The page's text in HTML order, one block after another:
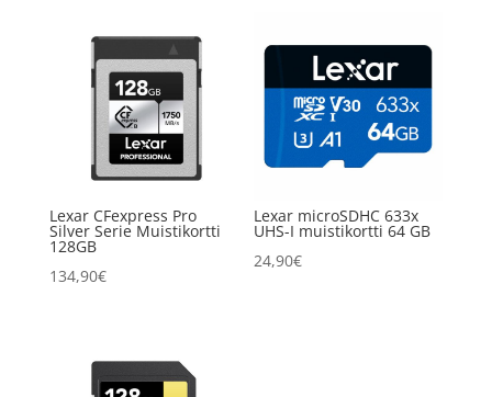
Lexar CFexpress Pro
Silver Serie Muistikortti
128GB
134,90€
Lexar microSDHC 633x
UHS-I muistikortti 64 GB
24,90€